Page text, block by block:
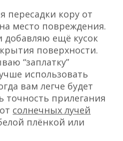
пересадки кору от
место повреждения.
добавляю ещё кусок
поверхности.
“заплатку”
использовать
вам легче будет
точность прилегания
солнечных лучей
плёнкой или